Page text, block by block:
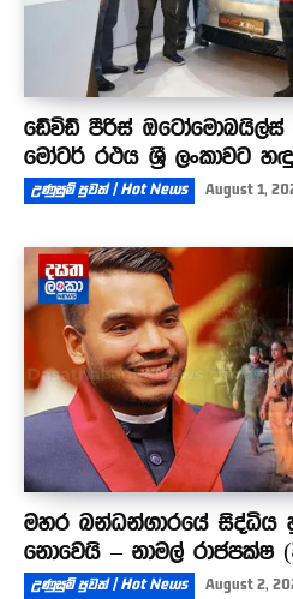
ඩේවිඩ් පීරිස් ඔටෝමොබයිල්ස්
මෝටර් රථය ශ්‍රී ලංකාවට
උණුසුම් පුවත් | Hot News August 1,
මහර බන්ධන්ගාරයේ සිද්ධිය
නොවෙයි – නාමල් රාජපක්ෂ
උණුසුම් පුවත් | Hot News August 2,